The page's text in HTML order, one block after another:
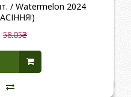
/ Watermelon 2024
58.05₴